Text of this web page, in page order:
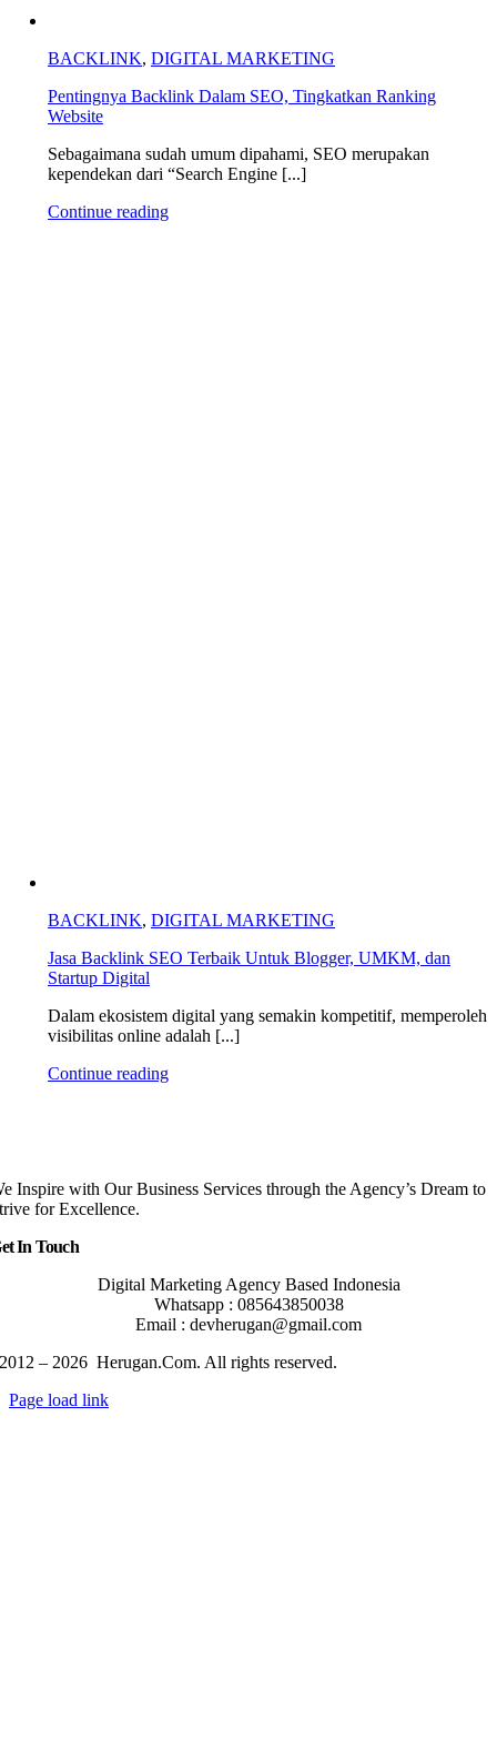
BACKLINK, DIGITAL MARKETING
Pentingnya Backlink Dalam SEO, Tingkatkan Ranking
Website
Sebagaimana sudah umum dipahami, SEO merupakan
kependekan dari “Search Engine [...]
Continue reading
BACKLINK, DIGITAL MARKETING
Jasa Backlink SEO Terbaik Untuk Blogger, UMKM, dan
Startup Digital
Dalam ekosistem digital yang semakin kompetitif, memperoleh
visibilitas online adalah [...]
Continue reading
Inspire with Our Business Services through the Agency’s Dream to
for Excellence.
In Touch
Digital Marketing Agency Based Indonesia
Whatsapp : 085643850038
Email : devherugan@gmail.com
2012 – 2026 Herugan.Com. All rights reserved.
Page load link